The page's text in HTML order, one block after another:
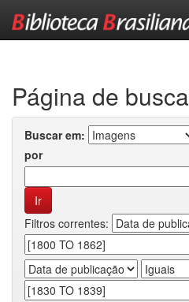
Página de busca
Buscar em:
por
Filtros correntes: